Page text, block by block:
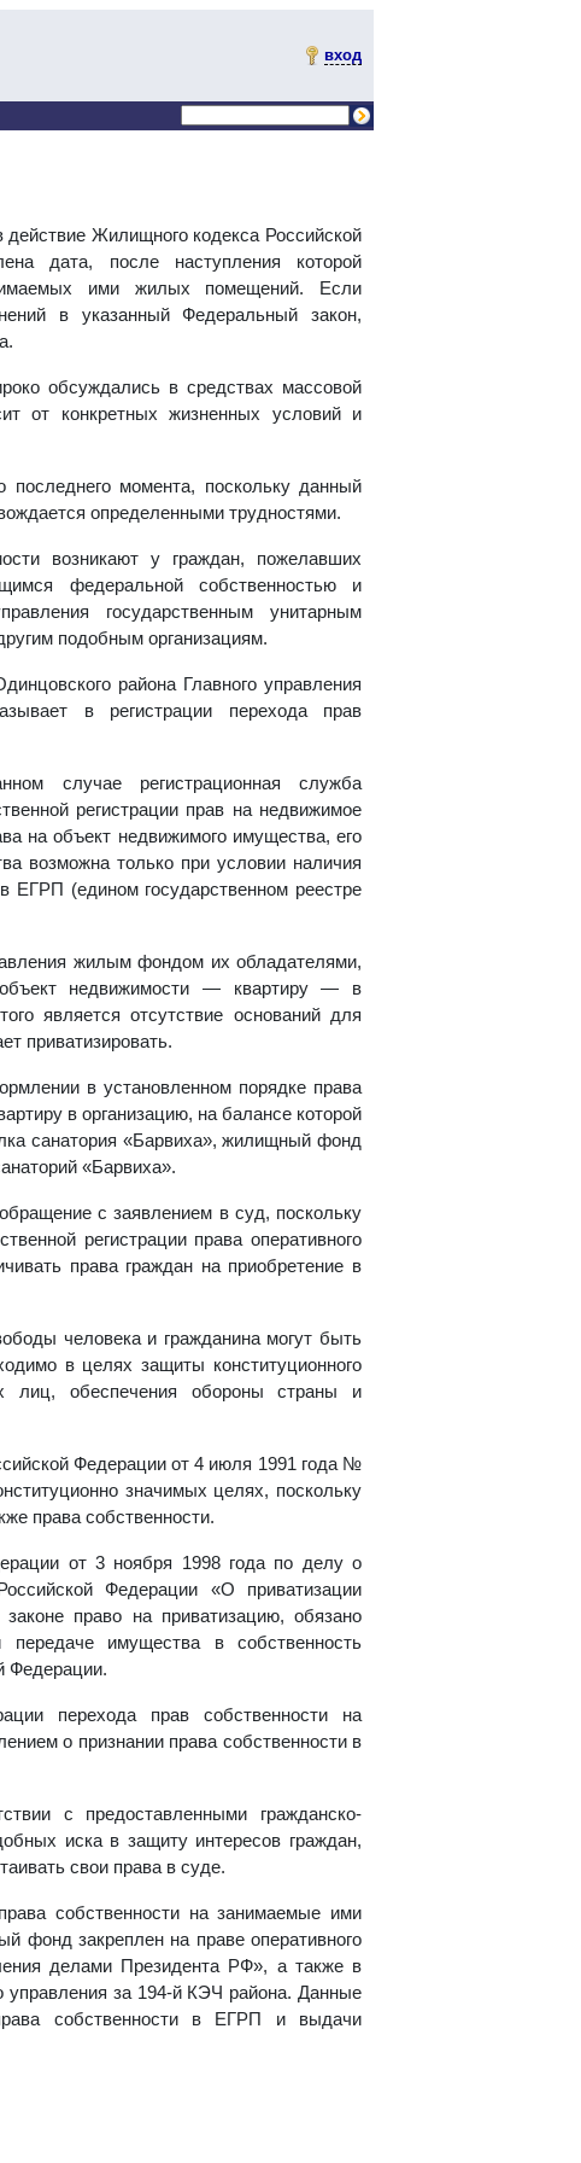
вход
Жилищного кодекса Российской
дата, после наступления которой
ими жилых помещений. Если
в указанный Федеральный закон,
обсуждались в средствах массовой
от конкретных жизненных условий и
момента, поскольку данный
определенными трудностями.
возникают у граждан, пожелавших
федеральной собственностью и
государственным унитарным
подобным организациям.
района Главного управления
в регистрации перехода прав
случае регистрационная служба
регистрации прав на недвижимое
на объект недвижимого имущества, его
возможна только при условии наличия
ЕГРП (едином государственном реестре
жилым фондом их обладателями,
объект недвижимости — квартиру — в
является отсутствие оснований для
приватизировать.
в установленном порядке права
в организацию, на балансе которой
санатория «Барвиха», жилищный фонд
«Барвиха».
с заявлением в суд, поскольку
регистрации права оперативного
права граждан на приобретение в
человека и гражданина могут быть
в целях защиты конституционного
лиц, обеспечения обороны страны и
Федерации от 4 июля 1991 года №
значимых целях, поскольку
права собственности.
от 3 ноября 1998 года по делу о
Федерации «О приватизации
право на приватизацию, обязано
передаче имущества в собственность
Федерации.
перехода прав собственности на
о признании права собственности в
с предоставленными гражданско-
иска в защиту интересов граждан,
свои права в суде.
собственности на занимаемые ими
фонд закреплен на праве оперативного
делами Президента РФ», а также в
управления за 194-й КЭЧ района. Данные
собственности в ЕГРП и выдачи